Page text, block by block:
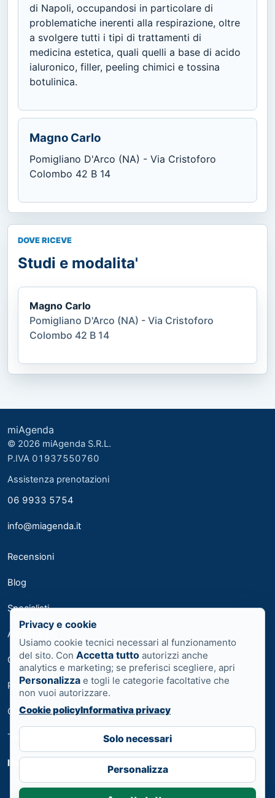
di Napoli, occupandosi in particolare di
problematiche inerenti alla respirazione, oltre
a svolgere tutti i tipi di trattamenti di
medicina estetica, quali quelli a base di acido
ialuronico, filler, peeling chimici e tossina
botulinica.
Magno Carlo
Pomigliano D'Arco (NA) - Via Cristoforo
Colombo 42 B 14
DOVE RICEVE
Studi e modalita'
Magno Carlo
Pomigliano D'Arco (NA) - Via Cristoforo
Colombo 42 B 14
miAgenda
© 2026 miAgenda S.R.L.
P.IVA 01937550760
Assistenza prenotazioni
06 9933 5754
info@miagenda.it
Recensioni
Blog
Specialisti
Area medici
Contatti
Privacy
Cookie
Termini
Impostazioni cookie
Privacy e cookie
Usiamo cookie tecnici necessari al funzionamento
del sito. Con Accetta tutto autorizzi anche
analytics e marketing; se preferisci scegliere, apri
Personalizza e togli le categorie facoltative che
non vuoi autorizzare.
Cookie policyInformativa privacy
Solo necessari
Personalizza